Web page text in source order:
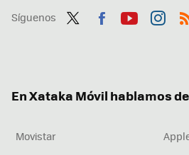
Síguenos
En Xataka Móvil hablamos
Movistar